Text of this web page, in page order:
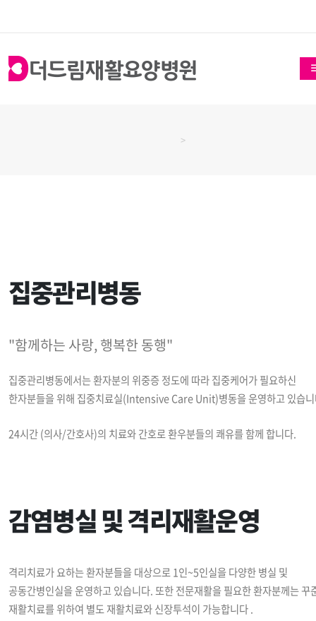
집중관리병동
"함께하는 사랑, 행복한 동행"
집중관리병동에서는 환자분의 위중증 정도에 따라 집중케어가 필요하신
한자분들을 위해 집중치료실(Intensive Care Unit)병동을 운영하고 있습
24시간 (의사/간호사)의 치료와 간호로 환우분들의 쾌유를 함께 합니다.
감염병실 및 격리재활운영
격리치료가 요하는 환자분들을 대상으로 1인~5인실을 다양한 병실 및
공동간병인실을 운영하고 있습니다. 또한 전문재활을 필요한 환자분께는 꾸
재활치료를 위하여 별도 재활치료와 신장투석이 가능합니다 .